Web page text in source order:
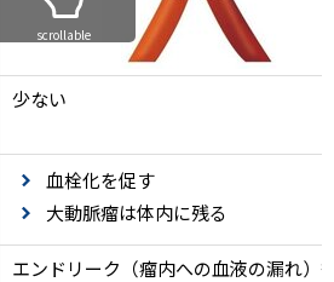
少ない
血栓化を促す
大動脈瘤は体内に残る
エンドリーク（瘤内への血液の漏れ）
scrollable